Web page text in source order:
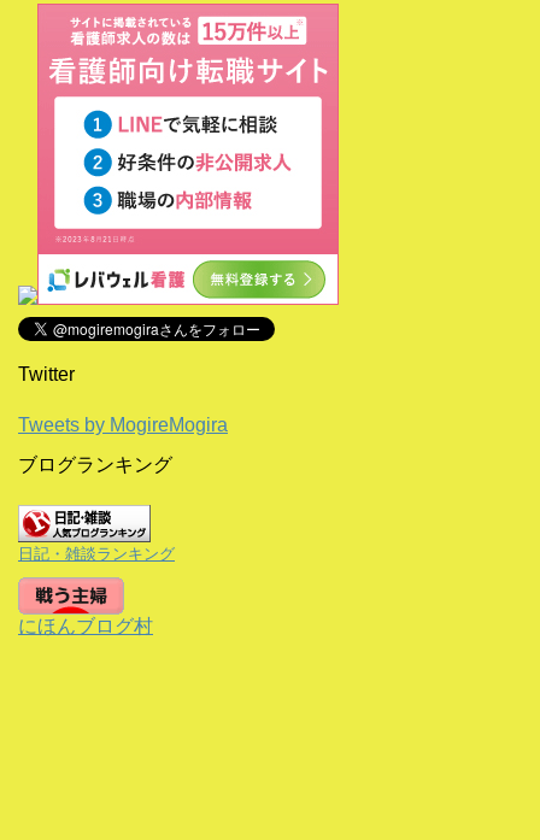
Twitter
Tweets by MogireMogira
ブログランキング
日記・雑談ランキング
にほんブログ村